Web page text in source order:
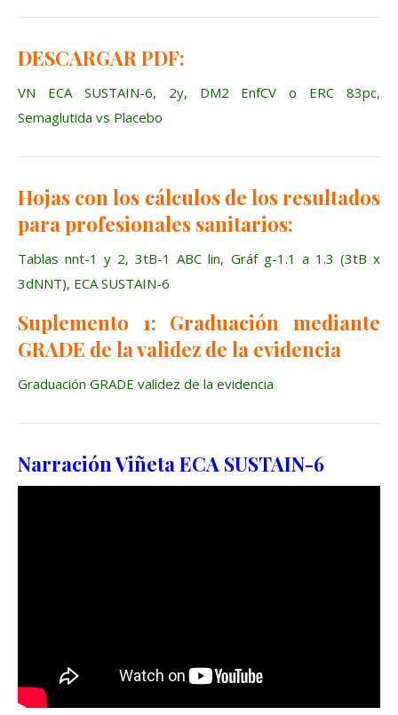
DESCARGAR PDF:
VN ECA SUSTAIN-6, 2y, DM2 EnfCV o ERC 83pc,
Semaglutida vs Placebo
Hojas con los cálculos de los resultados
para profesionales sanitarios:
Tablas nnt-1 y 2, 3tB-1 ABC lin, Gráf g-1.1 a 1.3 (3tB x
3dNNT), ECA SUSTAIN-6
Suplemento 1: Graduación mediante
GRADE de la validez de la evidencia
Graduación GRADE validez de la evidencia
Narración Viñeta ECA SUSTAIN-6